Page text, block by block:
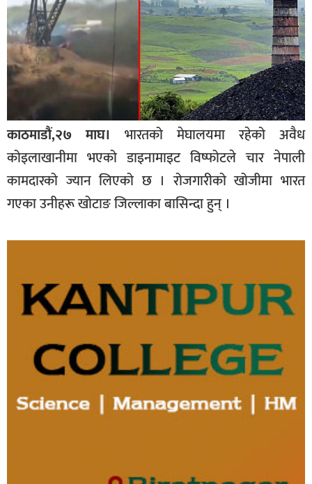
काठमाडौं,२७ माघ। भारतको मेघालयमा रहेको अवैध
कोइलाखानीमा भएको डाइनामाइट विष्फोटले चार नेपाली
कामदारको ज्यान लिएको छ । रोजगारीको खोजीमा भारत
गएका उनीहरू खोटाङ जिल्लाका बासिन्दा हुन् ।